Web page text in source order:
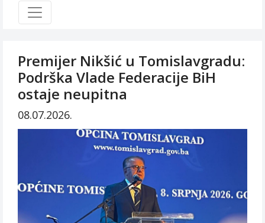
Premijer Nikšić u Tomislavgradu:
Podrška Vlade Federacije BiH
ostaje neupitna
08.07.2026.